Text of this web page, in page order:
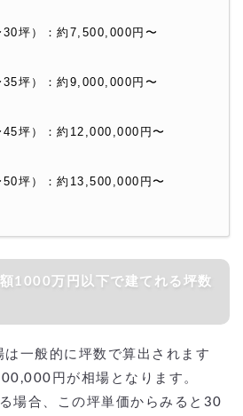
坪）：約7,500,000円〜
坪）：約9,000,000円〜
坪）：約12,000,000円〜
坪）：約13,500,000円〜
一般的に坪数で算出されます
円が相場となります。
場合、この坪単価からみると30